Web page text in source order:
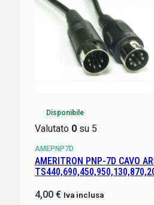
Disponibile
Valutato 0su 5
AMEPNP7D
AMERITRON PNP-7D CAVO
4,00 € Iva inclusa